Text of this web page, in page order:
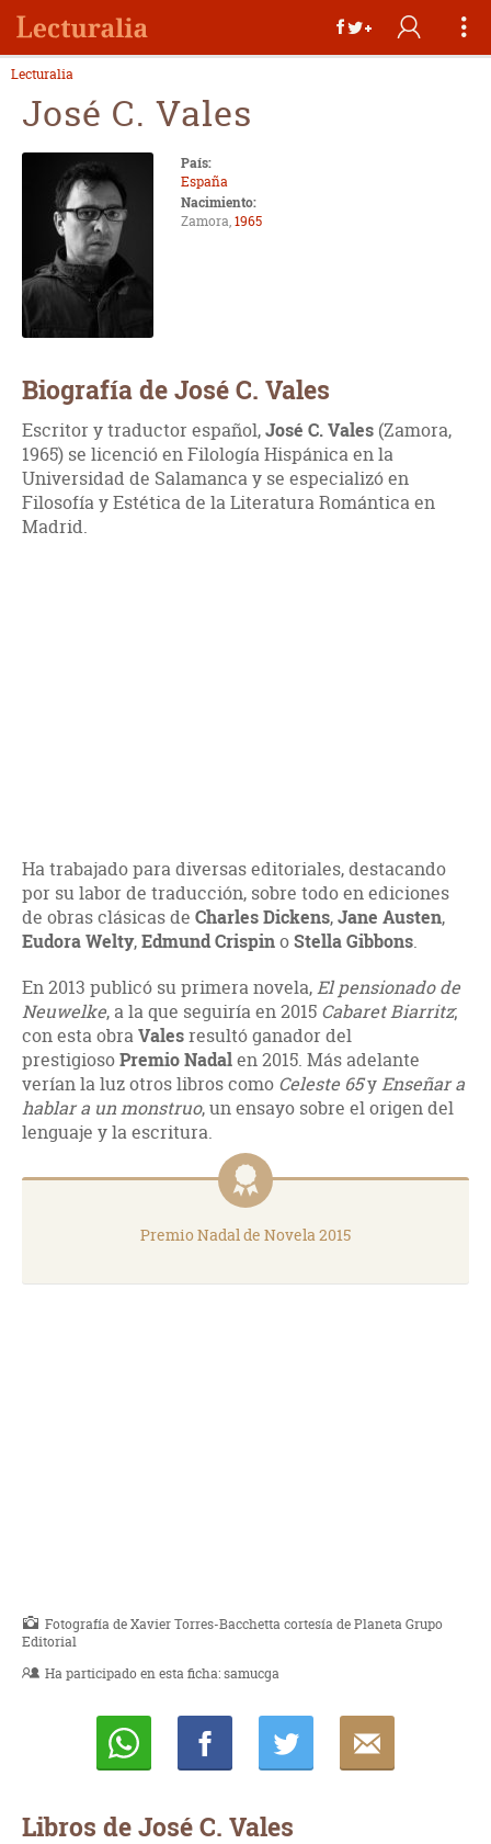
Lecturalia
José C. Vales
País:
España
Nacimiento:
Zamora,1965
Biografía de José C. Vales
Escritor y traductor español,José C. Vales (Zamora,
1965) se licenció en Filología Hispánica en la
Universidad de Salamanca y se especializó en
Filosofía y Estética de la Literatura Romántica en
Madrid.
Ha trabajado para diversas editoriales, destacando
por su labor de traducción, sobre todo en ediciones
de obras clásicas de Charles Dickens,Jane Austen,
Eudora Welty,Edmund CrispinoStella Gibbons.
En 2013 publicó su primera novela,El pensionado de
Neuwelke, a la que seguiría en 2015 Cabaret Biarritz;
con esta obraValesresultó ganador del
prestigiosoPremio Nadalen 2015. Más adelante
verían la luz otros libros como Celeste 65yEnseñar a
hablar a un monstruo, un ensayo sobre el origen del
lenguaje y la escritura.
Premio Nadal de Novela 2015
Fotografía de Xavier Torres-Bacchetta cortesía de Planeta Grupo
Editorial
Ha participado en esta ficha:samucga
Libros de José C. Vales